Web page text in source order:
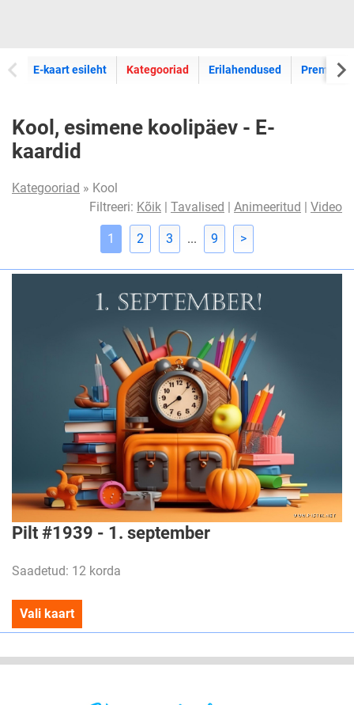
E-kaart esileht E-kaartide
Kategooriad Erilahendused Premium
Kool, esimene koolipäev - E-
kaardid
Kategooriad » Kool
Filtreeri: Kõik | Tavalised | Animeeritud | Video
1 2 3 ... 9 >
Pilt #1939 - 1. september
Saadetud: 12 korda
Vali kaart